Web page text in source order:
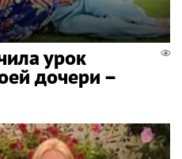
урок
дочери –